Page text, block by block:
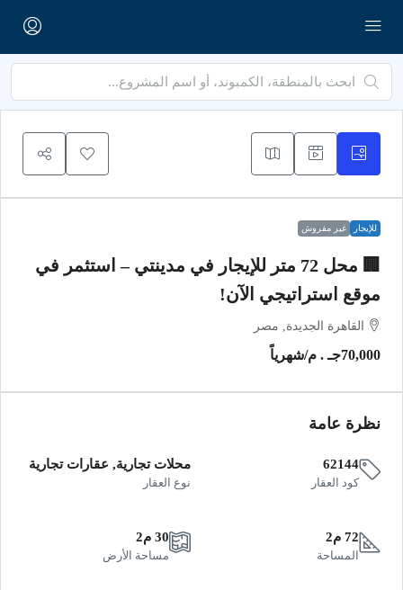
للإيجار غير مفروش
🏢 محل 72 متر للإيجار في مدينتي – استثمر في
موقع استراتيجي الآن!
القاهرة الجديدة, مصر
70,000جـ . م /شهرياً
نظرة عامة
62144
كود العقار
محلات تجارية, عقارات تجارية
نوع العقار
72 م2
المساحة
30 م2
مساحة الأرض